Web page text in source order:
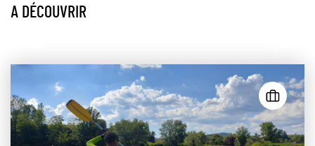
A DÉCOUVRIR